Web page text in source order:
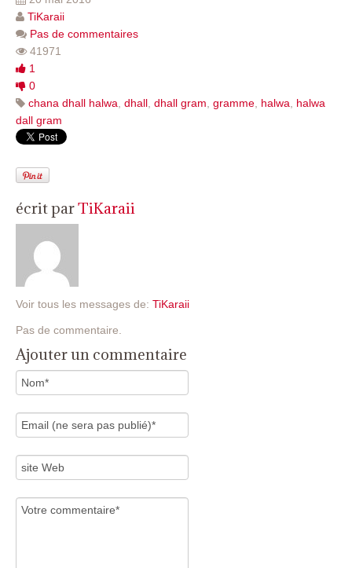
TiKaraii
Pas de commentaires
41971
1
0
chana dhall halwa dhall dhall gram gramme halwa
halwa
dall gram
écrit parTiKaraii
Voir tous les messages de: TiKaraii
Pas de commentaire.
Ajouter un commentaire